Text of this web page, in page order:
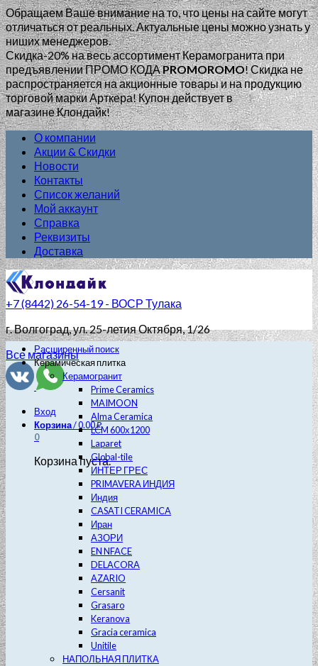
Обращаем Ваше внимание на то, что цены на сайте могут
отличаться от реальных. Актуальные цены можно узнать у
ниших менеджеров.
Скидка-20% на весь ассортимент Керамогранита при
предъявлении ПРОМО КОДАPROMOROMO!Скидка не
распространяется на акционные товары и на продукцию
торговой марки Арткера! Купон действует в
магазине Клондайк!
О компании
Акции & Скидки
Новости
Контакты
Список желаний
Мой аккаунт
Справка
Реквизиты
Доставка
+7 (8442) 26-54-19 - ВОСР Тулака
г. Волгоград, ул. 25-летия Октября, 1/26
Все магазины
Вход
Корзина/0.00₽
0
Корзина пуста.
Расширенный поиск
Керамическая плитка
Керамогранит
Prime Ceramics
MAIMOON
Alma Ceramica
LCM 600х1200
Laparet
Global-tile
ИНТЕР ГРЕС
PRIMAVERA ИНДИЯ
Индия
CASATI CERAMICA
Иран
АЗОРИ
EN NFACE
DELACORA
AZARIO
Cersanit
Grasaro
Keranova
Gracia ceramica
Unitile
НАПОЛЬНАЯ ПЛИТКА